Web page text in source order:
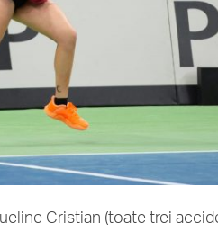
Cristian (toate trei